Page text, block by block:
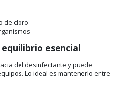
de cloro
esencial
del desinfectante y puede
Lo ideal es mantenerlo entre